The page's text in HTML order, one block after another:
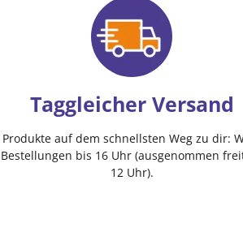
Taggleicher Versand
auf dem schnellsten Weg zu dir:
bis 16 Uhr (ausgenommen
12 Uhr).